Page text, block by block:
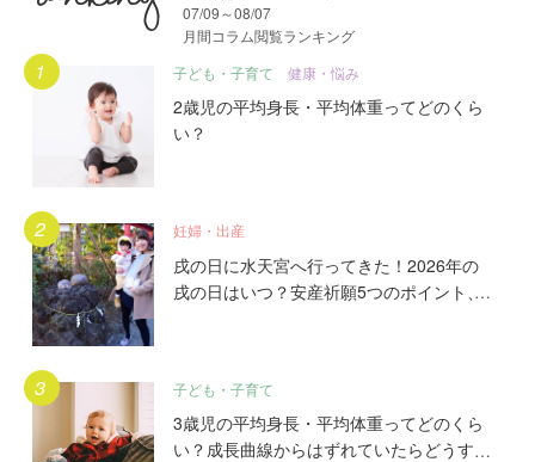
月間人気記事ランキング
07/09～08/07
月間コラム閲覧ランキング
子ども・子育て
健康・悩み
2歳児の平均身長・平均体重ってどのくら
い？
妊婦・出産
戌の日に水天宮へ行ってきた！2026年の
戌の日はいつ？安産祈願5つのポイント、
子ども・子育て
3歳児の平均身長・平均体重ってどのくら
い？成長曲線からはずれていたらどうす